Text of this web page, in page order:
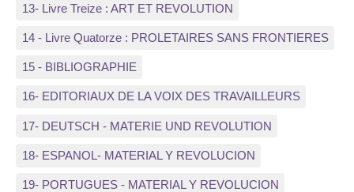
13- Livre Treize : ART ET REVOLUTION
14 - Livre Quatorze : PROLETAIRES SANS FRONTIERES
15 - BIBLIOGRAPHIE
16- EDITORIAUX DE LA VOIX DES TRAVAILLEURS
17- DEUTSCH - MATERIE UND REVOLUTION
18- ESPANOL- MATERIAL Y REVOLUCION
19- PORTUGUES - MATERIAL Y REVOLUCION